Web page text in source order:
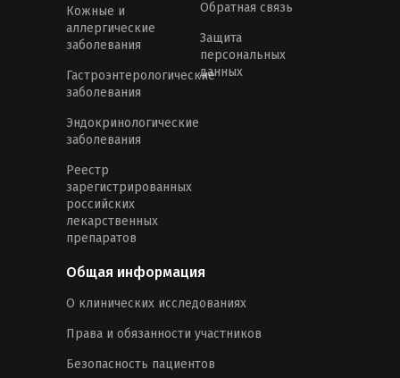
Кожные и
аллергические
заболевания
Гастроэнтерологические
заболевания
Эндокринологические
заболевания
Реестр
зарегистрированных
российских
лекарственных
препаратов
Обратная связь
Защита
персональных
данных
Общая информация
О клинических исследованиях
Права и обязанности участников
Безопасность пациентов